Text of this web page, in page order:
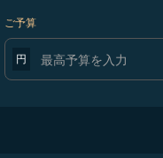
ご予算
円